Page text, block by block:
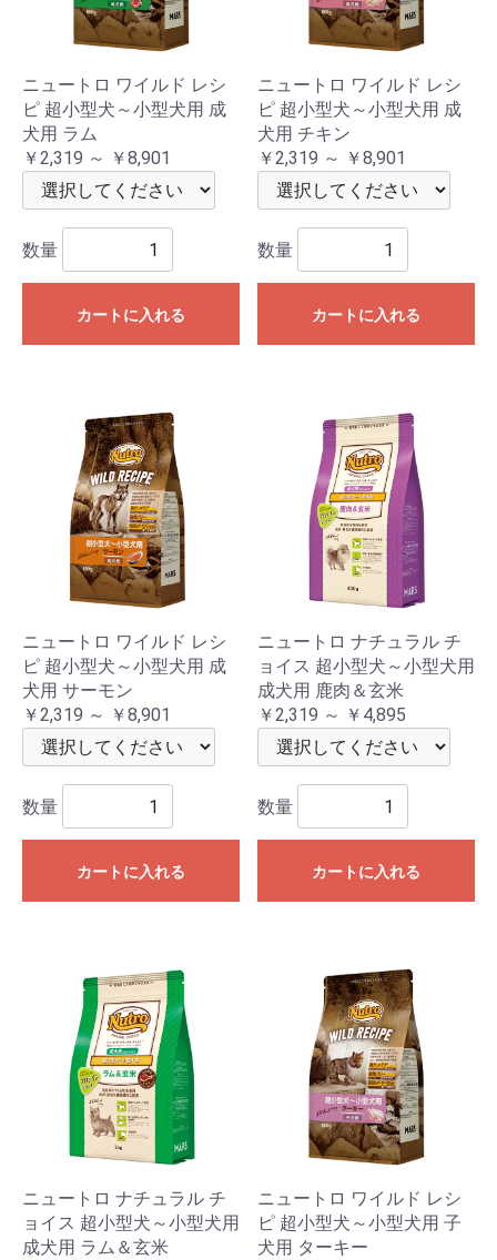
ニュートロ ワイルド レシ
ピ 超小型犬～小型犬用 成
犬用 ラム
￥2,319 ～ ￥8,901
数量
カートに入れる
ニュートロ ワイルド レシ
ピ 超小型犬～小型犬用 成
犬用 チキン
￥2,319 ～ ￥8,901
数量
カートに入れる
ニュートロ ワイルド レシ
ピ 超小型犬～小型犬用 成
犬用 サーモン
￥2,319 ～ ￥8,901
数量
カートに入れる
ニュートロ ナチュラル チ
ョイス 超小型犬～小型犬用
成犬用 鹿肉＆玄米
￥2,319 ～ ￥4,895
数量
カートに入れる
ニュートロ ナチュラル チ
ョイス 超小型犬～小型犬用
成犬用 ラム＆玄米
ニュートロ ワイルド レシ
ピ 超小型犬～小型犬用 子
犬用 ターキー